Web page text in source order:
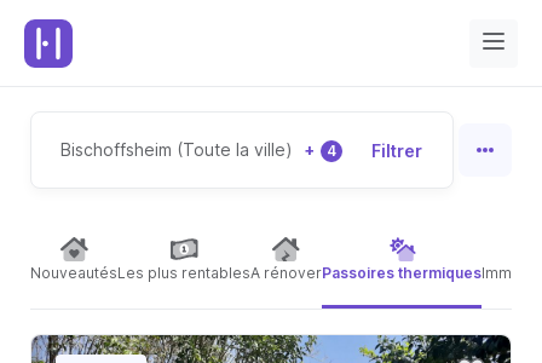
Bischoffsheim (Toute la ville) + 4 Filtrer
NouveautésLes plus rentablesA rénoverPassoires thermiques